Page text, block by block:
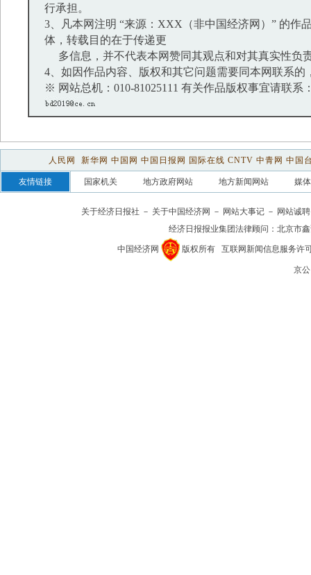
行承担。
3、凡本网注明 “来源：XXX（非中国经济网）” 的作
体，转载目的在于传递更
多信息，并不代表本网赞同其观点和对其真实性负
4、如因作品内容、版权和其它问题需要同本网联系的
※ 网站总机：010-81025111 有关作品版权事宜请联系
人民网 新华网 中国网 中国日报网 国际在线 CNTV 中青网 中国
友情链接 国家机关 地方政府网站 地方新闻网站 媒
关于经济日报社 － 关于中国经济网 － 网站大事记 － 网站诚聘
经济日报报业集团法律顾问： 北京市
中国经济网 版权所有 互联网新闻信息服务许
京